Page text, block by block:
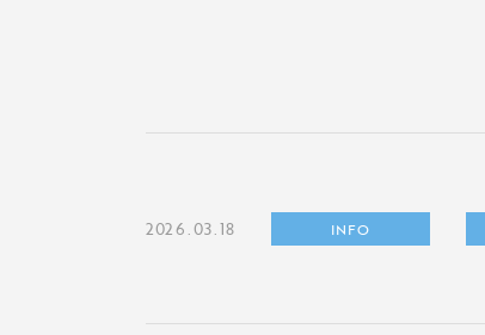
2026.03.18 INFO